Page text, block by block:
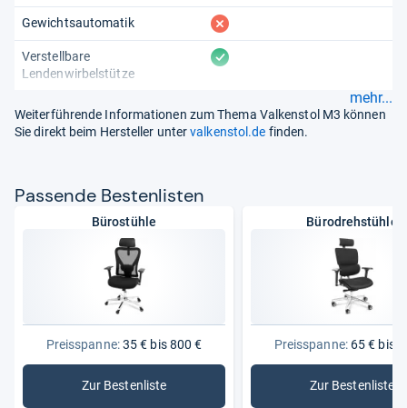
Gewichtsautomatik fehlt
Verstellbare
Lendenwirbelstütze
vorhanden
mehr...
Weiterführende Informationen zum Thema Valkenstol M3 können
Sie direkt beim Hersteller untervalkenstol.de finden.
Pas­sende Bes­ten­lis­ten
Bürostühle
Preisspanne:35 € bis 800 €
Zur Bestenliste
: Bürostühle
Bürodrehstühle
Preisspanne:65 € bis
Zur Bestenliste
: